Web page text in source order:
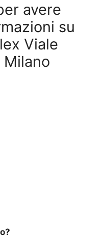
avere
su
Viale
Milano